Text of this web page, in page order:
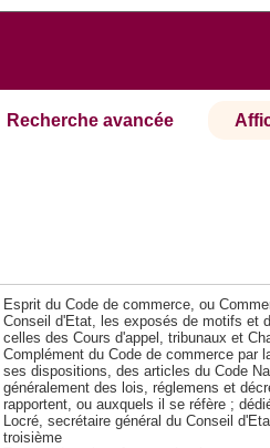
Recherche avancée
Esprit du Code de commerce, ou
Conseil d'Etat, les exposés de motifs et
celles des Cours d'appel, tribunaux et
Complément du Code de commerce par
ses dispositions, des articles du Code
généralement des lois, réglemens et
rapportent, ou auxquels il se réfère ;
Locré, secrétaire général du Conseil
troisième